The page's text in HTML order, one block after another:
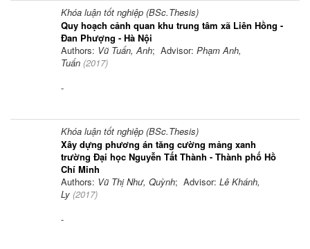
Khóa luận tốt nghiệp (BSc.Thesis)
Quy hoạch cảnh quan khu trung tâm xã Liên Hồng -
Đan Phượng - Hà Nội
Authors: Vũ Tuấn, Anh; Advisor: Phạm Anh,
Tuấn (2017)
-
Khóa luận tốt nghiệp (BSc.Thesis)
Xây dựng phương án tăng cường mảng xanh
trường Đại học Nguyễn Tất Thành - Thành phố Hồ
Chí Minh
Authors: Vũ Thị Như, Quỳnh; Advisor: Lê Khánh,
Ly (2017)
-